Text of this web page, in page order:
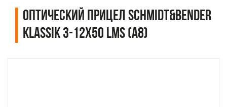
Оптический прицел Schmidt&Bender
Klassik 3-12x50 LMS (A8)